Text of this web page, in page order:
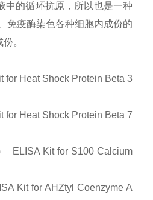
中的循环抗原，所以也是一种
、免疫酶染色各种细胞内成份的
。
Heat Shock Protein Beta 3
Heat Shock Protein Beta 7
Kit for S100 Calcium
Kit for AHZtyl Coenzyme A